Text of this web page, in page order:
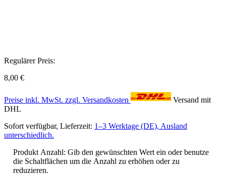
Regulärer Preis:
8,00 €
Preise inkl. MwSt. zzgl. Versandkosten
Versand mit
DHL
Sofort verfügbar, Lieferzeit: 1–3 Werktage (DE), Ausland
unterschiedlich.
Produkt Anzahl: Gib den gewünschten Wert ein oder benutze
die Schaltflächen um die Anzahl zu erhöhen oder zu
reduzieren.